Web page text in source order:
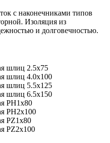
с наконечниками типов
Изоляция из
и долговечностью.
шлиц 2.5х75
шлиц 4.0х100
шлиц 5.5х125
шлиц 6.5х150
PH1х80
PH2х100
PZ1x80
PZ2x100